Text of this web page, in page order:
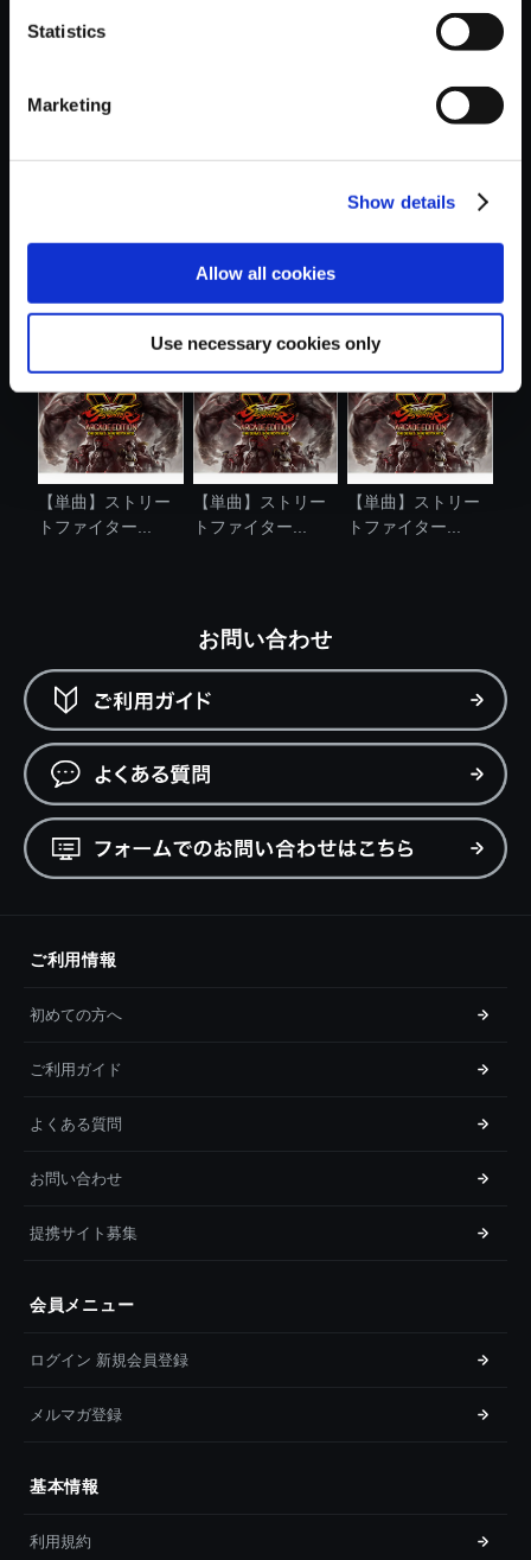
Statistics
Marketing
Show details
Allow all cookies
Use necessary cookies only
【単曲】ストリー
【単曲】ストリー
トファイター...
【単曲】ストリー
トファイター...
【単曲】ストリー
トファイター...
お問い合わせ
ご利用情報
初めての方へ
ご利用ガイド
よくある質問
お問い合わせ
提携サイト募集
会員メニュー
ログイン 新規会員登録
メルマガ登録
基本情報
利用規約